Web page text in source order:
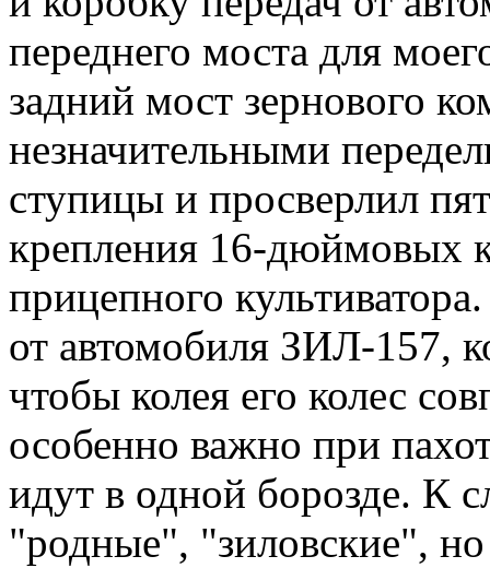
переднего моста для
задний мост зернового
незначительными
ступицы и просверлил
крепления 16-дюймовых
прицепного
от автомобиля ЗИЛ-157,
чтобы колея его колес
особенно важно при
идут в одной борозде. К
"родные", "зиловские",